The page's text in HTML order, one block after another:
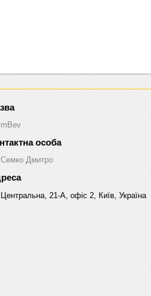
mBev
Cемко Дмитро
Центральна, 21-А, офіс 2, Київ, Україна